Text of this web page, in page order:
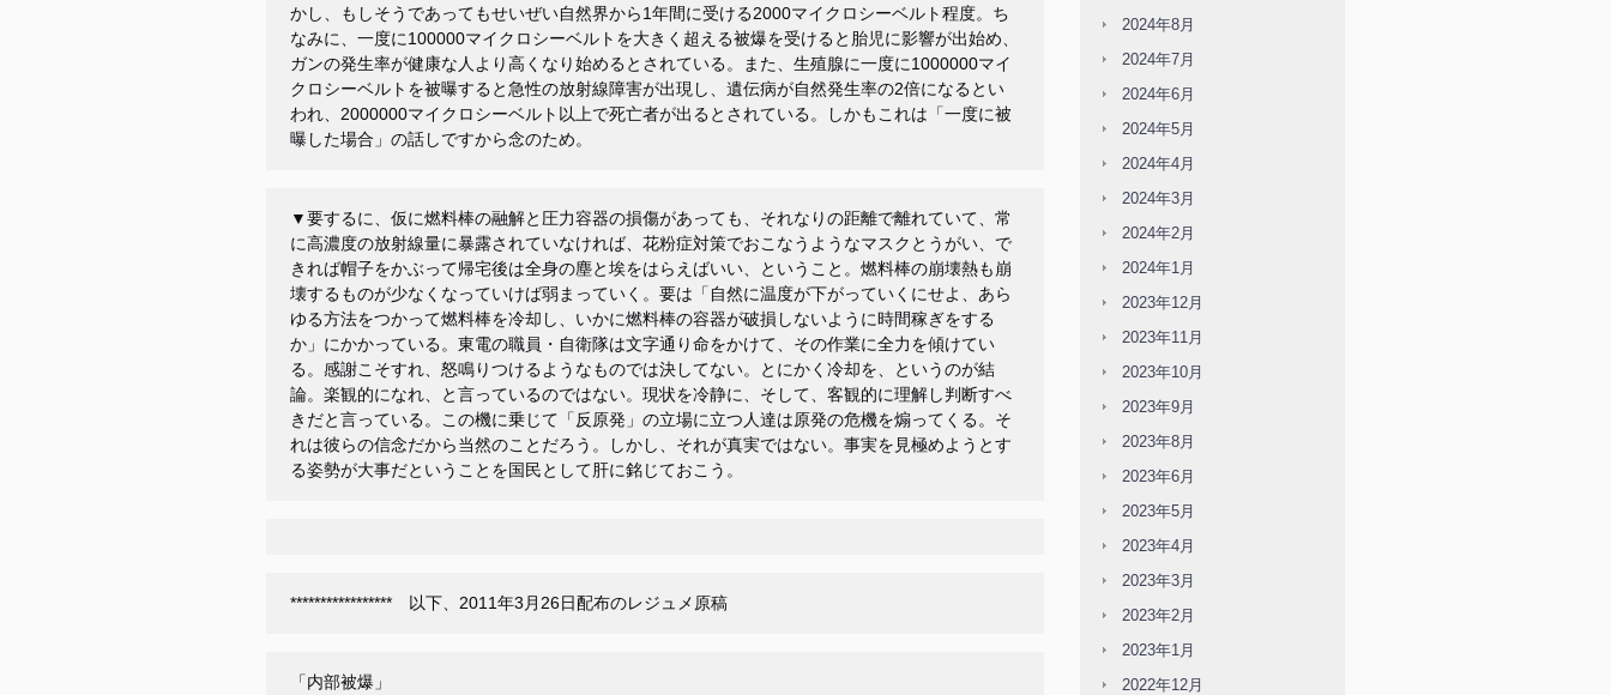
かし、もしそうであってもせいぜい自然界から1年間に受ける2000マイクロシーベルト程度。ち
なみに、一度に100000マイクロシーベルトを大きく超える被爆を受けると胎児に影響が出始め、
ガンの発生率が健康な人より高くなり始めるとされている。また、生殖腺に一度に1000000マイ
クロシーベルトを被曝すると急性の放射線障害が出現し、遺伝病が自然発生率の2倍になるとい
われ、 2000000マイクロシーベルト以上で死亡者が出るとされている。しかもこれは「一度に被
曝した場合」の話しですから念のため。
▼要するに、仮に燃料棒の融解と圧力容器の損傷があっても、それなりの距離で離れていて、常
に高濃度の放射線量に暴露されていなければ、花粉症対策でおこなうようなマスクとうがい、で
きれば帽子をかぶって帰宅後は全身の塵と埃をはらえばいい、ということ。燃料棒の崩壊熱も崩
壊するものが少なくなっていけば弱まっていく。要は「自然に温度が下がっていくにせよ、あら
ゆる方法をつかって燃料棒を冷却し、いかに燃料棒の容器が破損しないように時間稼ぎをする
か」にかかっている。東電の職員・自衛隊は文字通り命をかけて、その作業に全力を傾けてい
る。感謝こそすれ、怒鳴りつけるようなものでは決してない。とにかく冷却を、というのが結
論。楽観的になれ、と言っているのではない。現状を冷静に、そして、客観的に理解し判断すべ
きだと言っている。この機に乗じて「反原発」の立場に立つ人達は原発の危機を煽ってくる。そ
れは彼らの信念だから当然のことだろう。しかし、それが真実ではない。事実を見極めようとす
る姿勢が大事だということを国民として肝に銘じておこう。
***************** 以下、2011年3月26日配布のレジュメ原稿
「内部被爆」
2024年8月
2024年7月
2024年6月
2024年5月
2024年4月
2024年3月
2024年2月
2024年1月
2023年12月
2023年11月
2023年10月
2023年9月
2023年8月
2023年6月
2023年5月
2023年4月
2023年3月
2023年2月
2023年1月
2022年12月